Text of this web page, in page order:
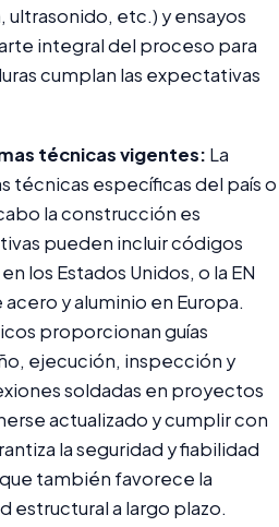
etc.) y ensayos
integral del proceso para
cumplan las expectativas
técnicas vigentes: La
técnicas específicas del país o
la construcción es
pueden incluir códigos
los Estados Unidos, o la EN
y aluminio en Europa.
proporcionan guías
ejecución, inspección y
soldadas en proyectos
actualizado y cumplir con
la seguridad y fiabilidad
también favorece la
estructural a largo plazo.